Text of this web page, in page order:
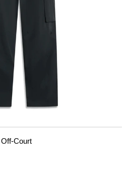
Court